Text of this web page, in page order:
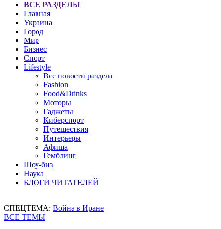
ВСЕ РАЗДЕЛЫ
Главная
Украина
Город
Мир
Бизнес
Спорт
Lifestyle
Все новости раздела
Fashion
Food&Drinks
Моторы
Гаджеты
Киберспорт
Путешествия
Интерьеры
Афиша
Гемблинг
Шоу-биз
Наука
БЛОГИ ЧИТАТЕЛЕЙ
СПЕЦТЕМА: Война в Иране
ВСЕ ТЕМЫ